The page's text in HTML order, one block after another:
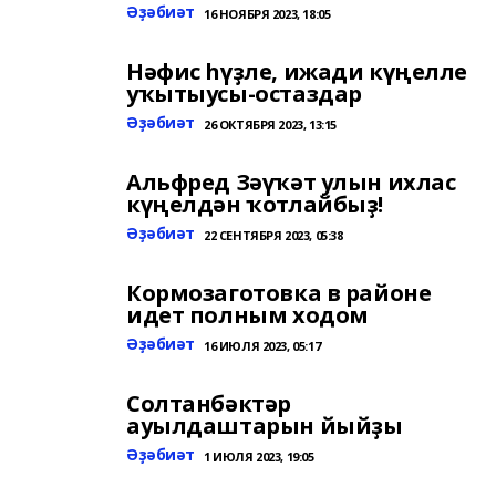
Әҙәбиәт 16 НОЯБРЯ 2023, 18:05
Нәфис һүҙле, ижади күңелле
уҡытыусы-остаздар
Әҙәбиәт 26 ОКТЯБРЯ 2023, 13:15
Альфред Зәүҡәт улын ихлас
күңелдән ҡотлайбыҙ!
Әҙәбиәт 22 СЕНТЯБРЯ 2023, 05:38
Кормозаготовка в районе
идет полным ходом
Әҙәбиәт 16 ИЮЛЯ 2023, 05:17
Солтанбәктәр
ауылдаштарын йыйҙы
Әҙәбиәт 1 ИЮЛЯ 2023, 19:05